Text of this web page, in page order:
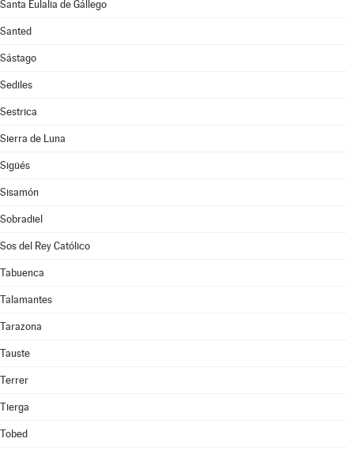
Santa Eulalia de Gállego
Santed
Sástago
Sediles
Sestrica
Sierra de Luna
Sigüés
Sisamón
Sobradiel
Sos del Rey Católico
Tabuenca
Talamantes
Tarazona
Tauste
Terrer
Tierga
Tobed